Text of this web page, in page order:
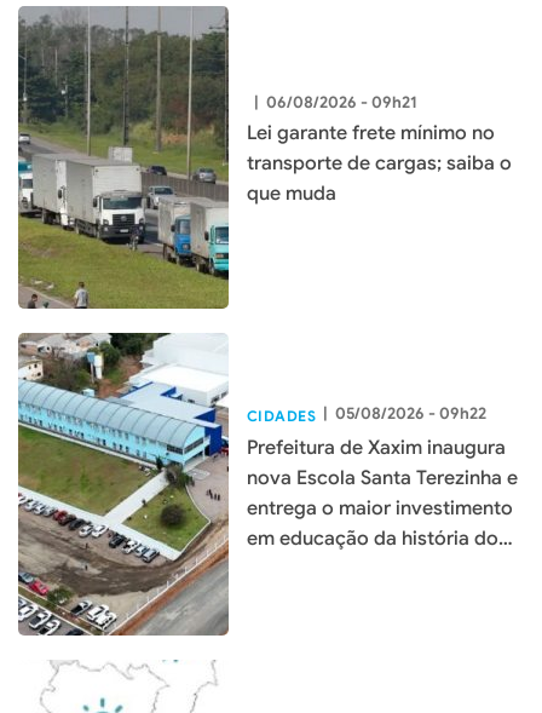
| 06/08/2026 - 09h21
Lei garante frete mínimo no
transporte de cargas; saiba o
que muda
CIDADES | 05/08/2026 - 09h22
Prefeitura de Xaxim inaugura
nova Escola Santa Terezinha e
entrega o maior investimento
em educação da história do